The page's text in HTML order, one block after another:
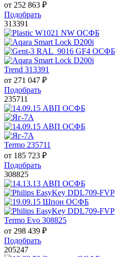
от 252 863 ₽
Подобрать
313391
Trend 313391
от 271 047 ₽
Подобрать
235711
Termo 235711
от 185 723 ₽
Подобрать
308825
Termo Evo 308825
от 298 439 ₽
Подобрать
205247